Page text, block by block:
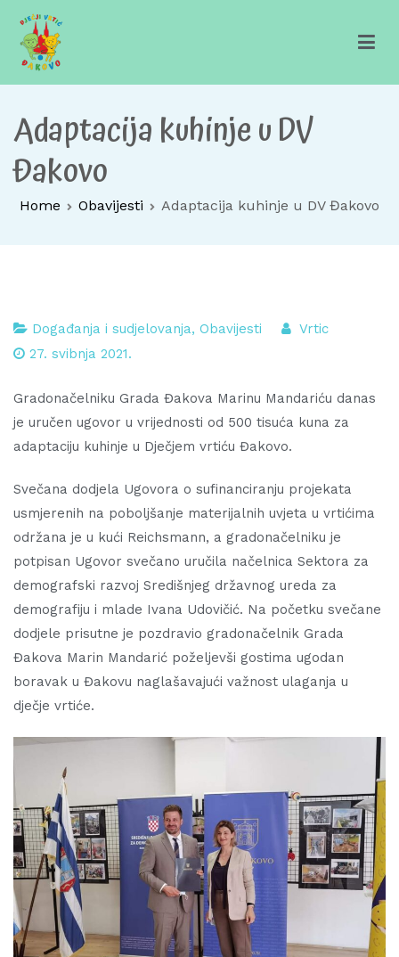
content
Dječji vrtić Đakovo
Za sretno djetinjstvo
Adaptacija kuhinje u DV
Đakovo
Home Obavijesti Adaptacija kuhinje u DV Đakovo
Događanja i sudjelovanja, Obavijesti
Vrtic
27. svibnja 2021.
Gradonačelniku Grada Đakova Marinu Mandariću danas
je uručen ugovor u vrijednosti od 500 tisuća kuna za
adaptaciju kuhinje u Dječjem vrtiću Đakovo.
Svečana dodjela Ugovora o sufinanciranju projekata
usmjerenih na poboljšanje materijalnih uvjeta u vrtićima
održana je u kući Reichsmann, a gradonačelniku je
potpisan Ugovor svečano uručila načelnica Sektora za
demografski razvoj Središnjeg državnog ureda za
demografiju i mlade Ivana Udovičić. Na početku svečane
dodjele prisutne je pozdravio gradonačelnik Grada
Đakova Marin Mandarić poželjevši gostima ugodan
boravak u Đakovu naglašavajući važnost ulaganja u
dječje vrtiće.